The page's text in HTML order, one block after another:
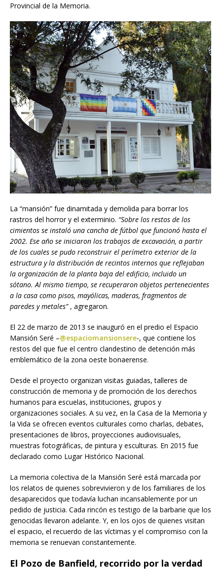
Provincial de la Memoria.
La “mansión” fue dinamitada y demolida para borrar los
rastros del horror y el exterminio. “Sobre los restos de los
cimientos se instaló una cancha de fútbol que funcionó hasta el
2002. Ese año se iniciaron los trabajos de excavación, a partir
de los cuales se pudo reconstruir el perímetro exterior de la
estructura y la distribución de recintos internos que reflejaban
la organización de la planta baja del edificio, incluido un
sótano. Al mismo tiempo, se recuperaron objetos pertenecientes
a la casa como pisos, mayólicas, maderas, fragmentos de
paredes y metales” , agregaron.
El 22 de marzo de 2013 se inauguró en el predio el Espacio
Mansión Seré –@espaciomansionsere-, que contiene los
restos del que fue el centro clandestino de detención más
emblemático de la zona oeste bonaerense.
Desde el proyecto organizan visitas guiadas, talleres de
construcción de memoria y de promoción de los derechos
humanos para escuelas, instituciones, grupos y
organizaciones sociales. A su vez, en la Casa de la Memoria y
la Vida se ofrecen eventos culturales como charlas, debates,
presentaciones de libros, proyecciones audiovisuales,
muestras fotográficas, de pintura y esculturas. En 2015 fue
declarado como Lugar Histórico Nacional.
La memoria colectiva de la Mansión Seré está marcada por
los relatos de quienes sobrevivieron y de los familiares de los
desaparecidos que todavía luchan incansablemente por un
pedido de justicia. Cada rincón es testigo de la barbarie que los
genocidas llevaron adelante. Y, en los ojos de quienes visitan
el espacio, el recuerdo de las víctimas y el compromiso con la
memoria se renuevan constantemente.
El Pozo de Banfield, recorrido por la verdad